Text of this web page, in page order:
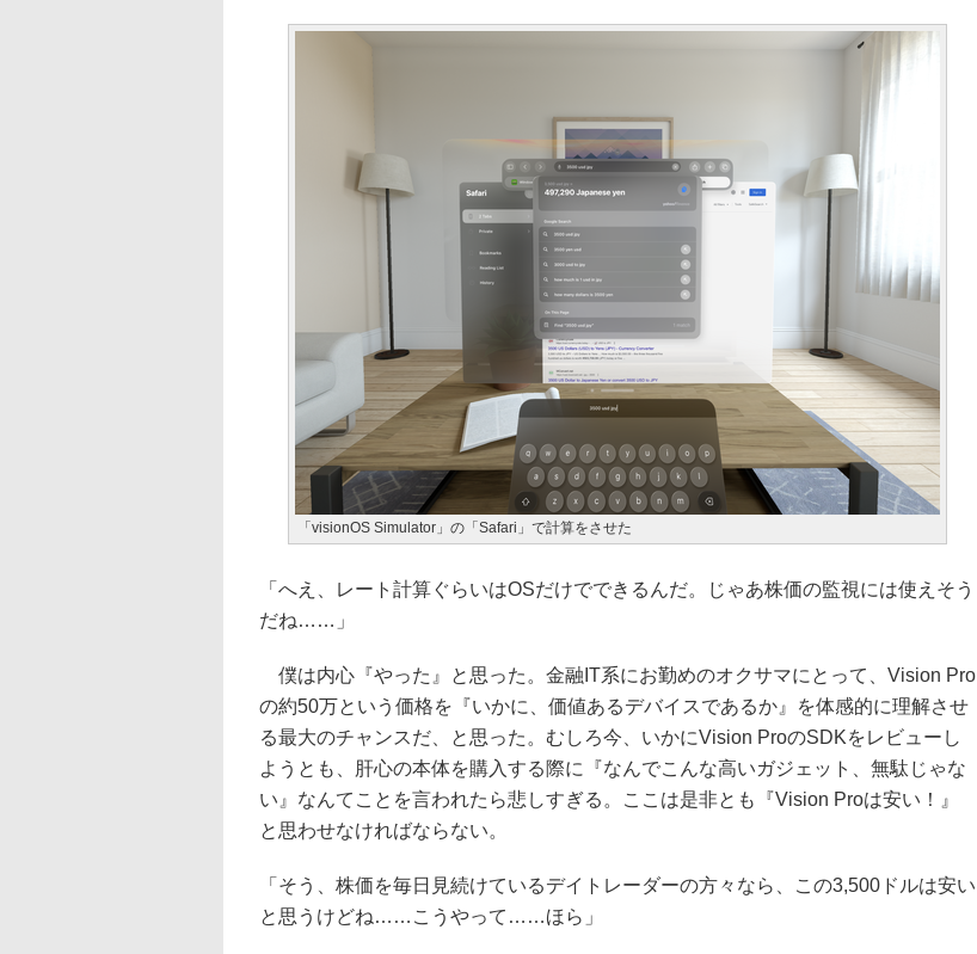
「visionOS Simulator」の「Safari」で計算をさせた
「へえ、レート計算ぐらいはOSだけでできるんだ。じゃあ株価の監視には使えそう
だね……」
僕は内心『やった』と思った。金融IT系にお勤めのオクサマにとって、Vision Pro
の約50万という価格を『いかに、価値あるデバイスであるか』を体感的に理解させ
る最大のチャンスだ、と思った。むしろ今、いかにVision ProのSDKをレビューし
ようとも、肝心の本体を購入する際に『なんでこんな高いガジェット、無駄じゃな
い』なんてことを言われたら悲しすぎる。ここは是非とも『Vision Proは安い！』
と思わせなければならない。
「そう、株価を毎日見続けているデイトレーダーの方々なら、この3,500ドルは安い
と思うけどね……こうやって……ほら」